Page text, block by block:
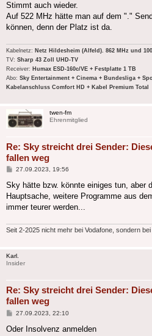
Stimmt auch wieder.
Auf 522 MHz hätte man auf dem "."
können, denn der Platz ist da.
Kabelnetz: Netz Hildesheim (Alfeld). 862 MHz und
TV: Sharp 43 Zoll UHD-TV
Receiver: Humax ESD-160c/VE + Festplatte 1 TB
Abo: Sky Entertainment + Cinema + Bundesliga +
Kabelanschluss Comfort HD + Kabel Premium Total
twen-fm
Ehrenmitglied
Re: Sky streicht drei Sender:
fallen weg
Beitrag
27.09.2023, 19:56
Sky hätte bzw. könnte einiges tun, aber
Hauptsache, weitere Programme aus
immer teurer werden...
Seit 2-2025 nicht mehr bei Vodafone, sondern
Karl.
Insider
Re: Sky streicht drei Sender:
fallen weg
Beitrag
27.09.2023, 22:10
Oder Insolvenz anmelden